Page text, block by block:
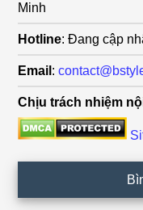
Minh
Hotline: Đang cập
Email :
Chịu trách nhiệm